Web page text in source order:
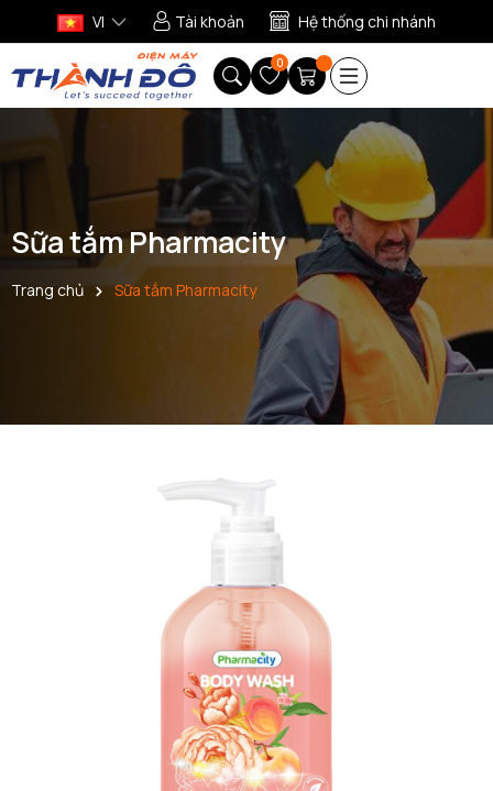
VI Tài khoản Hệ thống chi nhánh
0
Sữa tắm Pharmacity
Trang chủ Sữa tắm Pharmacity